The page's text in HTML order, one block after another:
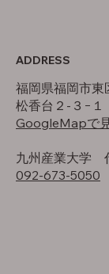
ADDRESS
福岡県福岡市東
松香台２-３−１
GoogleMapで
九州産業大学
092-673-5050